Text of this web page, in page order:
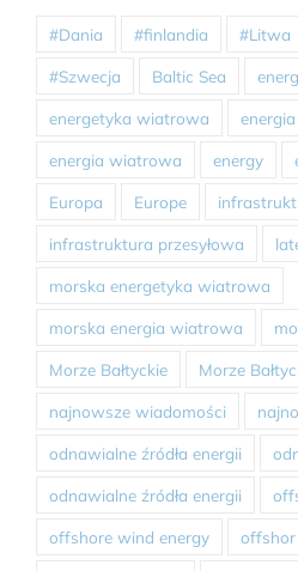
#Dania #finlandia #Litwa
#Szwecja Baltic Sea
energetyka wiatrowa
energia wiatrowa energy
Europa Europe
infrastruktura przesyłowa
morska energetyka wiatrowa
morska energia wiatrowa
Morze Bałtyckie Morze
najnowsze wiadomości
odnawialne źródła energii
odnawialne źródła energii
offshore wind energy